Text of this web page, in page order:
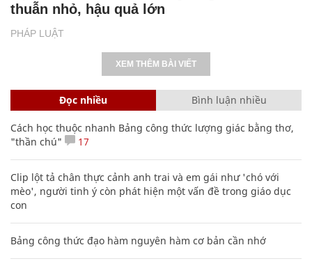
PHÁP LUẬT
thuẫn nhỏ, hậu quả lớn
XEM THÊM BÀI VIẾT
Đọc nhiều Bình luận nhiều
Cách học thuộc nhanh Bảng công thức lượng giác bằng thơ,
"thần chú"
17
Clip lột tả chân thực cảnh anh trai và em gái như 'chó với
mèo', người tinh ý còn phát hiện một vấn đề trong giáo dục
con
Bảng công thức đạo hàm nguyên hàm cơ bản cần nhớ